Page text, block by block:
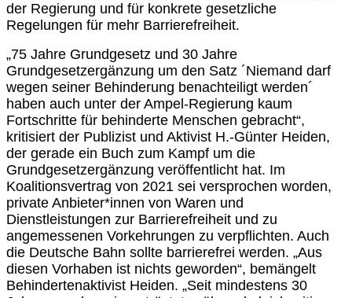
der Regierung und für konkrete gesetzliche
Regelungen für mehr Barrierefreiheit.
„75 Jahre Grundgesetz und 30 Jahre
Grundgesetzergänzung um den Satz ´Niemand darf
wegen seiner Behinderung benachteiligt werden´
haben auch unter der Ampel-Regierung kaum
Fortschritte für behinderte Menschen gebracht“,
kritisiert der Publizist und Aktivist H.-Günter Heiden,
der gerade ein Buch zum Kampf um die
Grundgesetzergänzung veröffentlicht hat. Im
Koalitionsvertrag von 2021 sei versprochen worden,
private Anbieter*innen von Waren und
Dienstleistungen zur Barrierefreiheit und zu
angemessenen Vorkehrungen zu verpflichten. Auch
die Deutsche Bahn sollte barrierefrei werden. „Aus
diesen Vorhaben ist nichts geworden“, bemängelt
Behindertenaktivist Heiden. „Seit mindestens 30